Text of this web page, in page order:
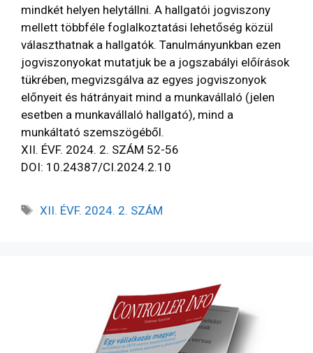
mindkét helyen helytállni. A hallgatói jogviszony
mellett többféle foglalkoztatási lehetőség közül
választhatnak a hallgatók. Tanulmányunkban ezen
jogviszonyokat mutatjuk be a jogszabályi előírások
tükrében, megvizsgálva az egyes jogviszonyok
előnyeit és hátrányait mind a munkavállaló (jelen
esetben a munkavállaló hallgató), mind a
munkáltató szemszögéből.
XII. ÉVF. 2024. 2. SZÁM 52-56
DOI: 10.24387/CI.2024.2.10
XII. ÉVF. 2024. 2. SZÁM